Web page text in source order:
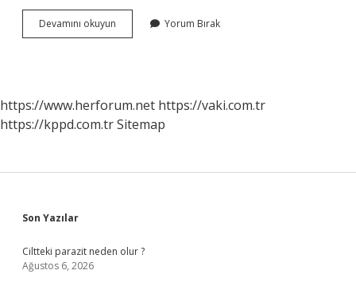
Devamını okuyun
Görünce
Yorum Bırak
https://www.herforum.net https://vaki.com.tr
https://kppd.com.trSitemap
Sidebar
Son Yazılar
Ciltteki parazit neden olur ?
Ağustos 6, 2026